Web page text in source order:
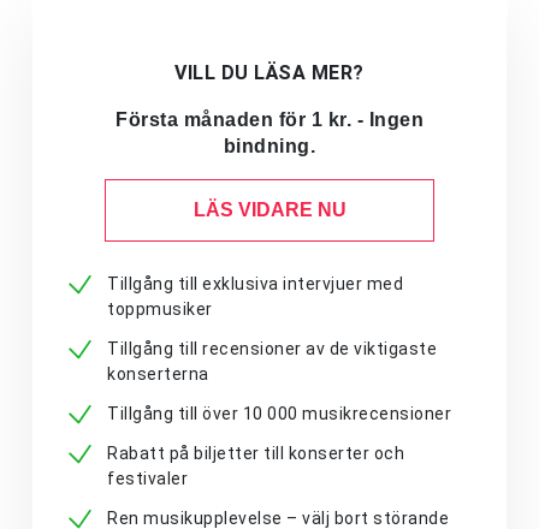
VILL DU LÄSA MER?
Första månaden för 1 kr. - Ingen
bindning.
LÄS VIDARE NU
Tillgång till exklusiva intervjuer med
toppmusiker
Tillgång till recensioner av de viktigaste
konserterna
Tillgång till över 10 000 musikrecensioner
Rabatt på biljetter till konserter och
festivaler
Ren musikupplevelse – välj bort störande